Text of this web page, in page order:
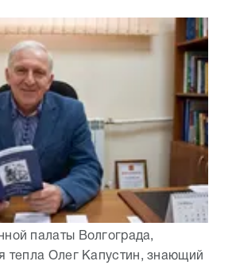
палаты Волгограда,
тепла Олег Капустин, знающий